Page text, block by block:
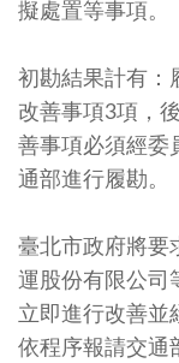
擬處置等事項。
初勘結果計有：
改善事項3項，
善事項必須經委
通部進行履勘。
臺北市政府將要
運股份有限公司
立即進行改善並
依程序報請交通